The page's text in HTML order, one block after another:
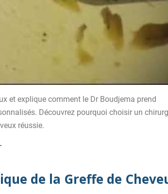
et explique comment le Dr Boudjema prend
Découvrez pourquoi choisir un
réussie.
de la Greffe de